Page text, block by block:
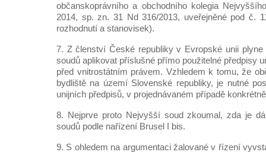
občanskoprávního a obchodního kolegia
2014, sp. zn. 31 Nd 316/2013, uveřejněné pod č.
rozhodnutí a stanovisek).
7. Z členství České republiky v Evropské unii plyne
soudů aplikovat příslušné přímo použitelné předpisy
před vnitrostátním právem. Vzhledem k tomu, že
bydliště na území Slovenské republiky, je nutné
unijních předpisů, v projednávaném případě
8. Nejprve proto Nejvyšší soud zkoumal, zda je
soudů podle nařízení Brusel I bis.
9. S ohledem na argumentaci žalované v řízení